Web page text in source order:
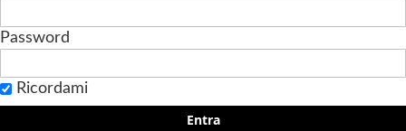
Password
Ricordami
Entra